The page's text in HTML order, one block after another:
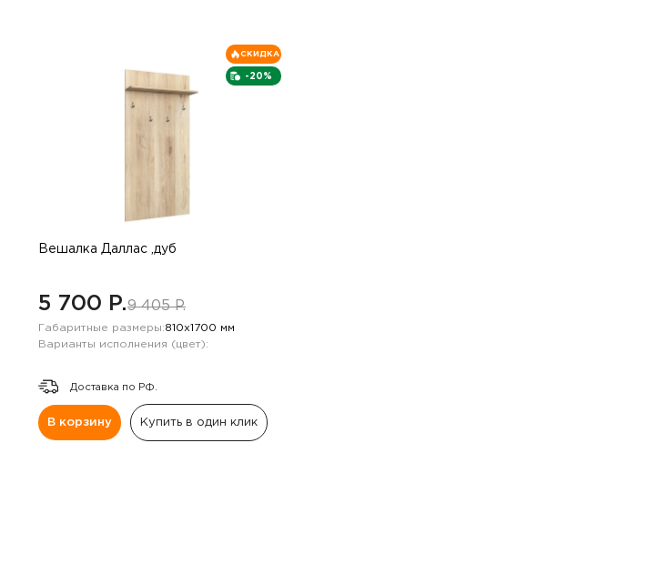
-20%
СКИДКА
Вешалка Даллас ,дуб
5 700 P.9 405 P.
Габаритные размеры:810х1700 мм
Варианты исполнения (цвет):
Доставка по РФ.
В корзину Купить в один клик